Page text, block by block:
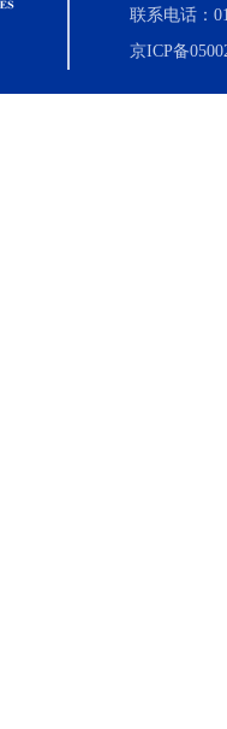
联系电话：
京ICP备